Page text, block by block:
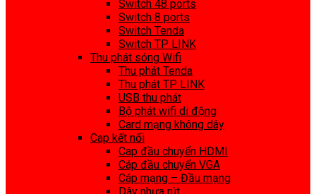
Switch 48 ports
Switch 8 ports
Switch Tenda
Switch TP LINK
Thu phát sóng Wifi
Thu phát Tenda
Thu phát TP LINK
USB thu phát
Bộ phát wifi di động
Card mạng không dây
Cap kết nối
Cap đầu chuyển HDMI
Cáp đầu chuyển VGA
Cáp mạng – Đầu mạng